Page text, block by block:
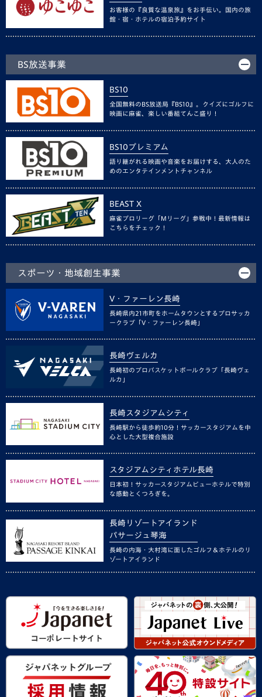
お客様の『良質な温泉旅』をお手伝い。国内の旅
館・宿・ホテルの宿泊予約サイト
BS放送事業
BS10
全国無料のBS放送局『BS10』。クイズにゴルフに
映画に麻雀、楽しい番組てんこ盛り！
BS10プレミアム
語り継がれる映画や音楽をお届けする、大人のた
めのエンタテインメントチャンネル
BEAST X
麻雀プロリーグ「Mリーグ」参戦中！最新情報は
こちらをチェック！
スポーツ・地域創生事業
V・ファーレン長崎
長崎県内21市町をホームタウンとするプロサッカ
ークラブ「V・ファーレン長崎」
長崎ヴェルカ
長崎初のプロバスケットボールクラブ「長崎ヴェ
ルカ」
長崎スタジアムシティ
長崎駅から徒歩約10分！サッカースタジアムを中
心とした大型複合施設
スタジアムシティホテル長崎
日本初！サッカースタジアムビューホテルで特別
な感動とくつろぎを。
長崎リゾートアイランド
パサージュ琴海
長崎の内海・大村湾に面したゴルフ＆ホテルのリ
ゾートアイランド